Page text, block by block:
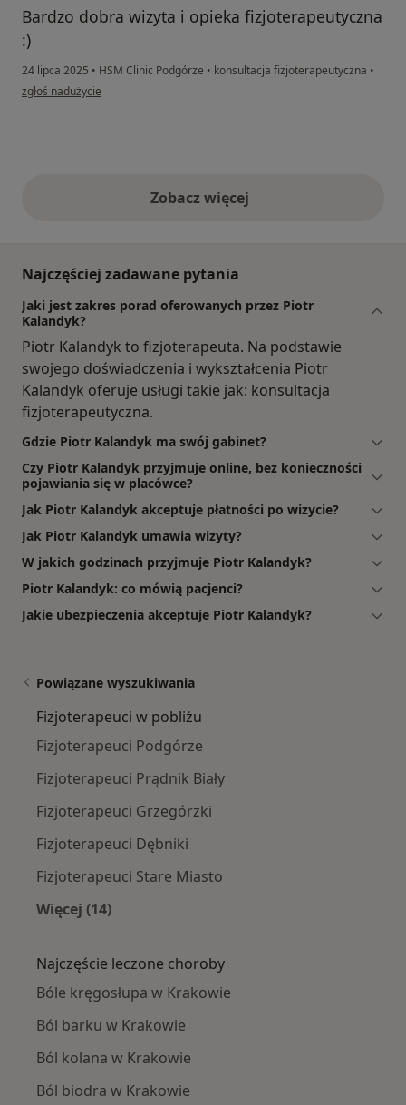
Bardzo dobra wizyta i opieka fizjoterapeutyczna
:)
24 lipca 2025 • HSM Clinic Podgórze • konsultacja fizjoterapeutyczna •
w opinii użytkownika Łukasz
zgłoś nadużycie
Zobacz więcejopinie powyżej
Najczęściej zadawane pytania
Jaki jest zakres porad oferowanych przez Piotr
Kalandyk?
Piotr Kalandyk to fizjoterapeuta. Na podstawie
swojego doświadczenia i wykształcenia Piotr
Kalandyk oferuje usługi takie jak: konsultacja
fizjoterapeutyczna.
Gdzie Piotr Kalandyk ma swój gabinet?
Czy Piotr Kalandyk przyjmuje online, bez konieczności
pojawiania się w placówce?
Jak Piotr Kalandyk akceptuje płatności po wizycie?
Jak Piotr Kalandyk umawia wizyty?
W jakich godzinach przyjmuje Piotr Kalandyk?
Piotr Kalandyk: co mówią pacjenci?
Jakie ubezpieczenia akceptuje Piotr Kalandyk?
Powiązane wyszukiwania
Fizjoterapeuci w pobliżu
Fizjoterapeuci Podgórze
Fizjoterapeuci Prądnik Biały
Fizjoterapeuci Grzegórzki
Fizjoterapeuci Dębniki
Fizjoterapeuci Stare Miasto
Więcej (14)
Najczęście leczone choroby
Bóle kręgosłupa w Krakowie
Ból barku w Krakowie
Ból kolana w Krakowie
Ból biodra w Krakowie